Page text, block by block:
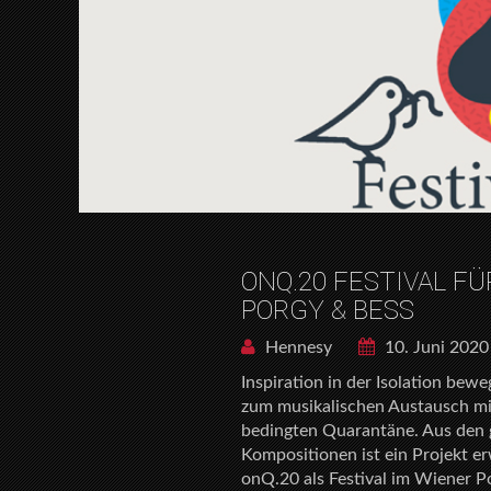
ONQ.20 FESTIVAL
PORGY & BESS
Hennesy
10. Juni 2020
Inspiration in der Isolation
zum musikalischen Austausch
bedingten Quarantäne. Aus
Kompositionen ist ein Projekt
onQ.20 als Festival im Wiener